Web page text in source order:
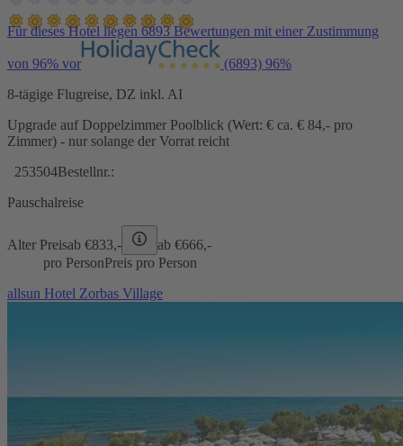
Für dieses Hotel liegen 6893 Bewertungen mit einer Zustimmung
von 96% vor (6893) 96%
8-tägige Flugreise, DZ inkl. AI
Upgrade auf Doppelzimmer Poolblick (Wert: € ca. € 84,- pro
Zimmer) - nur solange der Vorrat reicht
253504Bestellnr.:
Pauschalreise
Alter Preisab €833,- ab €666,-
pro PersonPreis pro Person
allsun Hotel Zorbas Village